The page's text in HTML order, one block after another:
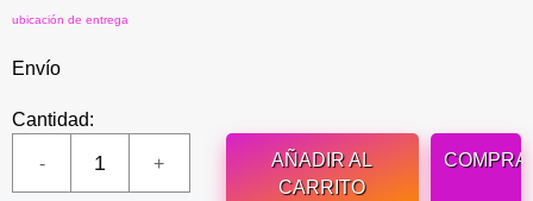
ubicación de entrega
Envío
Cantidad:
AÑADIR AL
CARRITO